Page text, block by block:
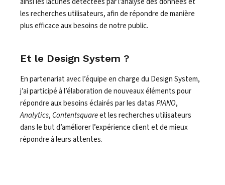
les recherches utilisateurs, afin de répondre de manière
plus efficace aux besoins de notre public.
Et le Design System ?
En partenariat avec l’équipe en charge du Design System,
j’ai participé à l’élaboration de nouveaux éléments pour
répondre aux besoins éclairés par les datasPIANO,
Analytics,Contentsquareet les recherches utilisateurs
dans le but d’améliorer l’expérience client et de mieux
répondre à leurs attentes.